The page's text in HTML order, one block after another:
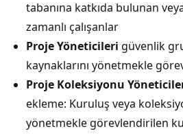
tabanına katkıda bulunan
zamanlı çalışanlar
Proje Yöneticileri güvenlik
kaynaklarını yönetmekle
Proje Koleksiyonu
ekleme: Kuruluş veya
yönetmekle görevlendirilen